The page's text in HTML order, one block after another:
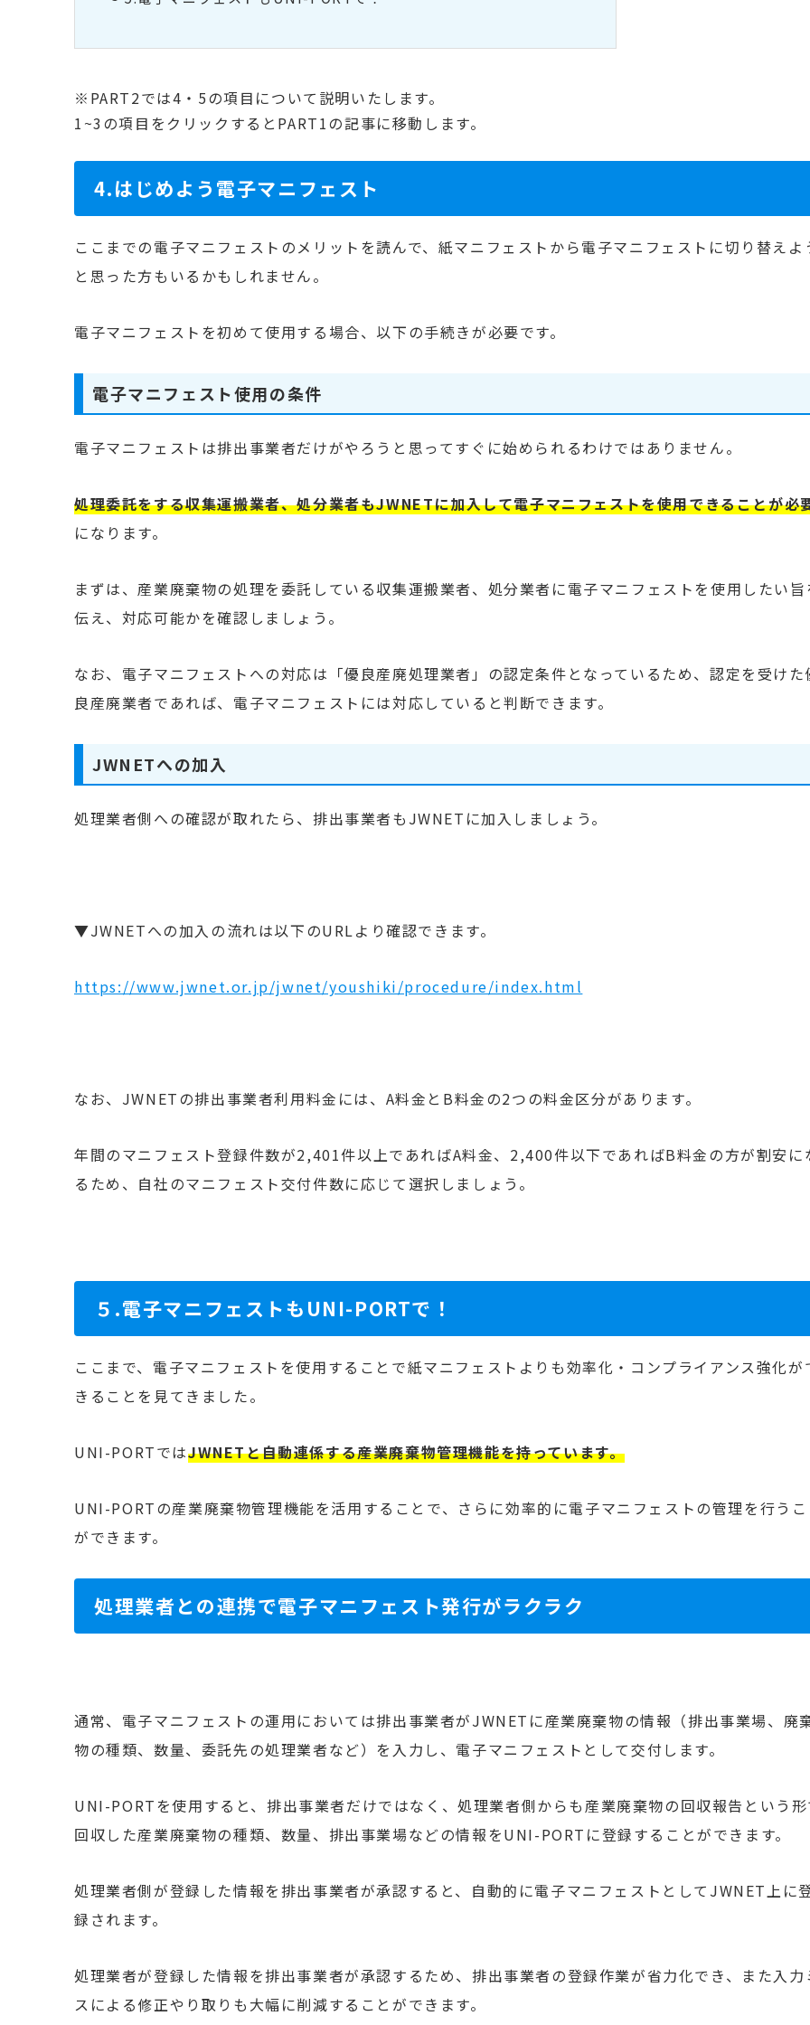
※PART2では4・5の項目について説明いたします。
1~3の項目をクリックするとPART1の記事に移動します。
4.はじめよう電子マニフェスト
ここまでの電子マニフェストのメリットを読んで、紙マニフェストから電子マニフェストに切り替えよ
と思った方もいるかもしれません。
電子マニフェストを初めて使用する場合、以下の手続きが必要です。
電子マニフェスト使用の条件
電子マニフェストは排出事業者だけがやろうと思ってすぐに始められるわけではありません。
処理委託をする収集運搬業者、処分業者もJWNETに加入して電子マニフェストを使用できることが必
になります。
まずは、産業廃棄物の処理を委託している収集運搬業者、処分業者に電子マニフェストを使用したい旨
伝え、対応可能かを確認しましょう。
なお、電子マニフェストへの対応は「優良産廃処理業者」の認定条件となっているため、認定を受けた
良産廃業者であれば、電子マニフェストには対応していると判断できます。
JWNETへの加入
処理業者側への確認が取れたら、排出事業者もJWNETに加入しましょう。
▼JWNETへの加入の流れは以下のURLより確認できます。
https://www.jwnet.or.jp/jwnet/youshiki/procedure/index.html
なお、JWNETの排出事業者利用料金には、A料金とB料金の2つの料金区分があります。
年間のマニフェスト登録件数が2,401件以上であればA料金、2,400件以下であればB料金の方が割安に
るため、自社のマニフェスト交付件数に応じて選択しましょう。
５.電子マニフェストもUNI-PORTで！
ここまで、電子マニフェストを使用することで紙マニフェストよりも効率化・コンプライアンス強化が
きることを見てきました。
UNI-PORTではJWNETと自動連係する産業廃棄物管理機能を持っています。
UNI-PORTの産業廃棄物管理機能を活用することで、さらに効率的に電子マニフェストの管理を行う
ができます。
処理業者との連携で電子マニフェスト発行がラクラク
通常、電子マニフェストの運用においては排出事業者がJWNETに産業廃棄物の情報（排出事業場、廃
物の種類、数量、委託先の処理業者など）を入力し、電子マニフェストとして交付します。
UNI-PORTを使用すると、排出事業者だけではなく、処理業者側からも産業廃棄物の回収報告という
回収した産業廃棄物の種類、数量、排出事業場などの情報をUNI-PORTに登録することができます。
処理業者側が登録した情報を排出事業者が承認すると、自動的に電子マニフェストとしてJWNET上に
録されます。
処理業者が登録した情報を排出事業者が承認するため、排出事業者の登録作業が省力化でき、また入力
スによる修正やり取りも大幅に削減することができます。